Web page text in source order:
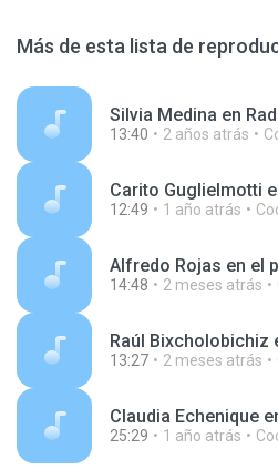
Más de esta lista de
Silvia Medina en
13:40 2 años atrás
12:49 1 año atrás
14:48 2 meses atrás
13:27 2 meses atrás
25:29 1 año atrás